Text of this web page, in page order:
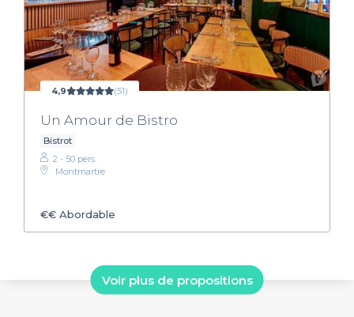
4,9 (51)
Un Amour de Bistro
Bistrot
2 - 50 pers.
Montmartre
€€ Abordable
Voir plus de propositions